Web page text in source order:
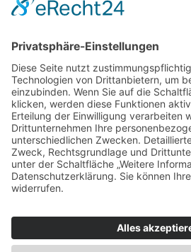
Für Beratende
Kontakt
Über uns